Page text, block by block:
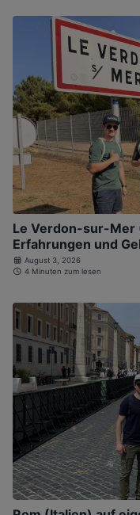
Le Verdon-sur-Mer
Erfahrungen und
August 3, 2026
4 Minuten zum lesen